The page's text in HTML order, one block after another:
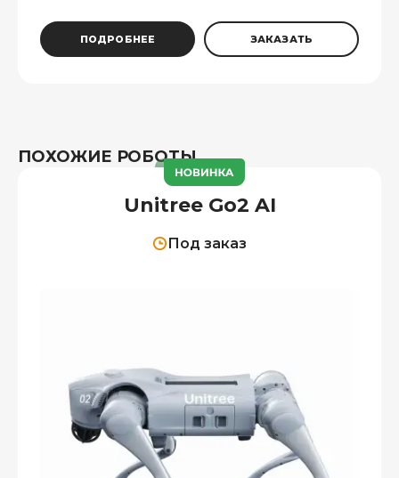
ПОДРОБНЕЕ ЗАКАЗАТЬ
ПОХОЖИЕ РОБОТЫ
Unitree Go2 AI
Под заказ